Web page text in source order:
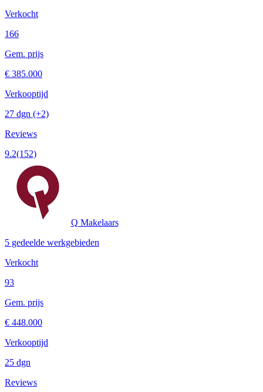
Verkocht
166
Gem. prijs
€ 385.000
Verkooptijd
27 dgn (+2)
Reviews
9.2(152)
Q Makelaars
5 gedeelde werkgebieden
Verkocht
93
Gem. prijs
€ 448.000
Verkooptijd
25 dgn
Reviews